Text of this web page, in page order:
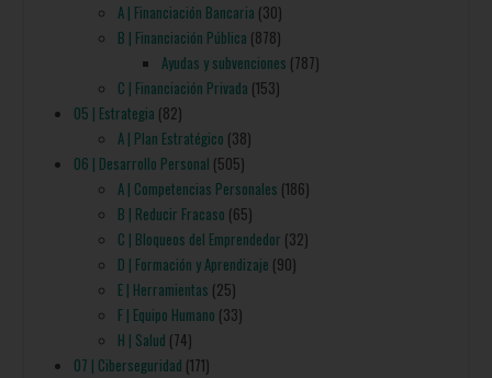
A | Financiación Bancaria (30)
B | Financiación Pública (878)
Ayudas y subvenciones (787)
C | Financiación Privada (153)
05 | Estrategia (82)
A | Plan Estratégico (38)
06 | Desarrollo Personal (505)
A | Competencias Personales (186)
B | Reducir Fracaso (65)
C | Bloqueos del Emprendedor (32)
D | Formación y Aprendizaje (90)
E | Herramientas (25)
F | Equipo Humano (33)
H | Salud (74)
07 | Ciberseguridad (171)